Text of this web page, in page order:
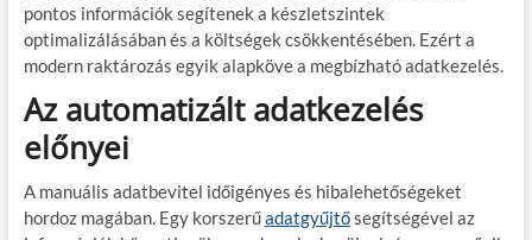
pontos információk segítenek a készletszintek
optimalizálásában és a költségek csökkentésében. Ezért a
modern raktározás egyik alapköve a megbízható adatkezelés.
Az automatizált adatkezelés
előnyei
A manuális adatbevitel időigényes és hibalehetőségeket
hordoz magában. Egy korszerűadatgyűjtősegítségével az